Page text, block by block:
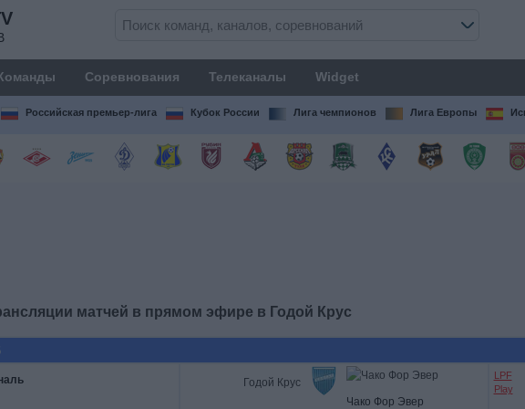
Соревнования Телеканалы Widget
Российская премьер-лига Кубок России Лига чемпионов Лига Европы
матчей в прямом эфире в Годой Крус
Годой Крус
Чако Фор Эвер
LPF
Play